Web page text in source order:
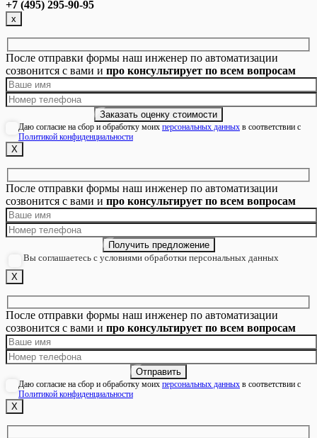
+7 (495) 295-90-95
х
После отправки формы наш инженер по автоматизации
созвонится с вами и про консультирует по всем вопросам
Даю согласие на сбор и обработку моих персональных данных в соответствии с
Политикой конфиденциальности
Х
После отправки формы наш инженер по автоматизации
созвонится с вами и про консультирует по всем вопросам
Вы соглашаетесь с условиями обработки персональных данных
Х
После отправки формы наш инженер по автоматизации
созвонится с вами и про консультирует по всем вопросам
Даю согласие на сбор и обработку моих персональных данных в соответствии с
Политикой конфиденциальности
Х